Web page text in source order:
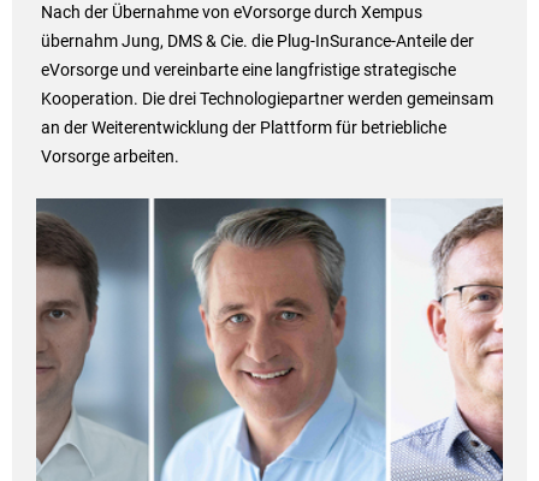
Nach der Übernahme von eVorsorge durch Xempus
übernahm Jung, DMS & Cie. die Plug-InSurance-Anteile der
eVorsorge und vereinbarte eine langfristige strategische
Kooperation. Die drei Technologiepartner werden gemeinsam
an der Weiterentwicklung der Plattform für betriebliche
Vorsorge arbeiten.